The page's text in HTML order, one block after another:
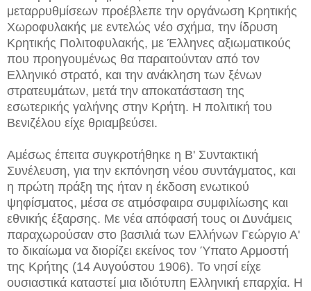
μεταρρυθμίσεων προέβλεπε την οργάνωση Κρητικής
Χωροφυλακής με εντελώς νέο σχήμα, την ίδρυση
Κρητικής Πολιτοφυλακής, με Έλληνες αξιωματικούς
που προηγουμένως θα παραιτούνταν από τον
Ελληνικό στρατό, και την ανάκληση των ξένων
στρατευμάτων, μετά την αποκατάσταση της
εσωτερικής γαλήνης στην Κρήτη. Η πολιτική του
Βενιζέλου είχε θριαμβεύσει.
Αμέσως έπειτα συγκροτήθηκε η Β' Συντακτική
Συνέλευση, για την εκπόνηση νέου συντάγματος, και
η πρώτη πράξη της ήταν η έκδοση ενωτικού
ψηφίσματος, μέσα σε ατμόσφαιρα συμφιλίωσης και
εθνικής έξαρσης. Με νέα απόφασή τους οι Δυνάμεις
παραχωρούσαν στο βασιλιά των Ελλήνων Γεώργιο Α'
το δικαίωμα να διορίζει εκείνος τον Ύπατο Αρμοστή
της Κρήτης (14 Αυγούστου 1906). Το νησί είχε
ουσιαστικά καταστεί μια ιδιότυπη Ελληνική επαρχία. Η